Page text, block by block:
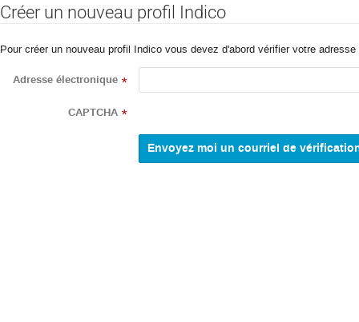
Créer un nouveau profil Indico
Pour créer un nouveau profil Indico vous devez d'abord vérifier votre
Adresse électronique *
CAPTCHA *